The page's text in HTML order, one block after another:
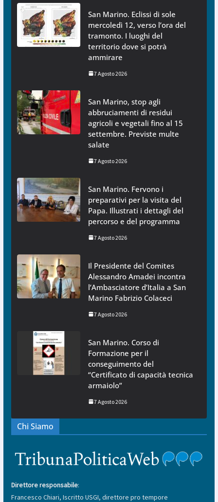
San Marino. Eclissi di sole
mercoledì 12, verso l’ora del
tramonto. I luoghi del
territorio dove si potrà
ammirare
7 Agosto 2026
San Marino, stop agli
abbruciamenti di residui
agricoli e vegetali fino al 15
settembre. Previste multe
salate
7 Agosto 2026
San Marino. Fervono i
preparativi per la visita del
Papa. Illustrati i dettagli del
percorso e del programma
7 Agosto 2026
Il Presidente del Comites
Alessandro Amadei incontra
l’Ambasciatore d’Italia a San
Marino Fabrizio Colaceci
7 Agosto 2026
San Marino. Corso di
Formazione per il
conseguimento del
“Certificato di capacità tecnica
armaiolo”
7 Agosto 2026
Chi Siamo
Direttore responsabile:
Francesco Chiari, Iscritto USGI, direttore pro tempore